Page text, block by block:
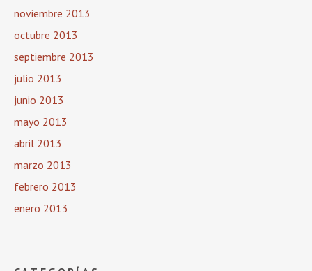
noviembre 2013
octubre 2013
septiembre 2013
julio 2013
junio 2013
mayo 2013
abril 2013
marzo 2013
febrero 2013
enero 2013